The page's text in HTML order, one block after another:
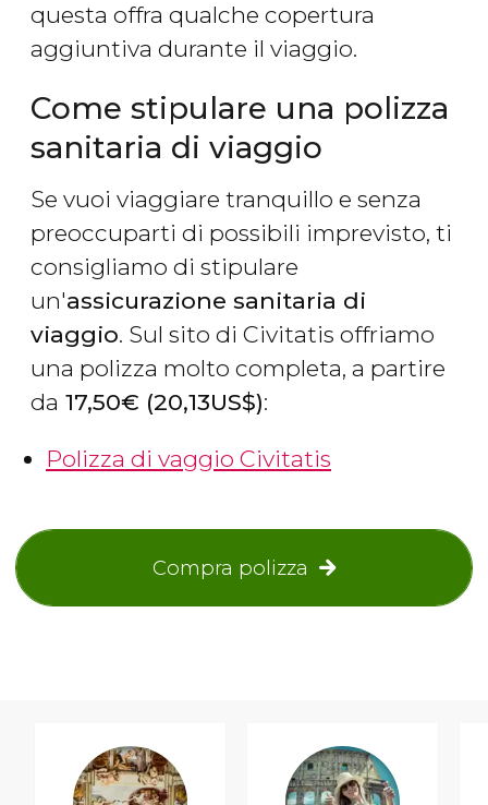
questa offra qualche copertura
aggiuntiva durante il viaggio.
Come stipulare una polizza
sanitaria di viaggio
Se vuoi viaggiare tranquillo e senza
preoccuparti di possibili imprevisto, ti
consigliamo di stipulare
un'assicurazione sanitaria di
viaggio. Sul sito di Civitatis offriamo
una polizza molto completa, a partire
da 17,50€ (20,13US$):
Polizza di vaggio Civitatis
Compra polizza